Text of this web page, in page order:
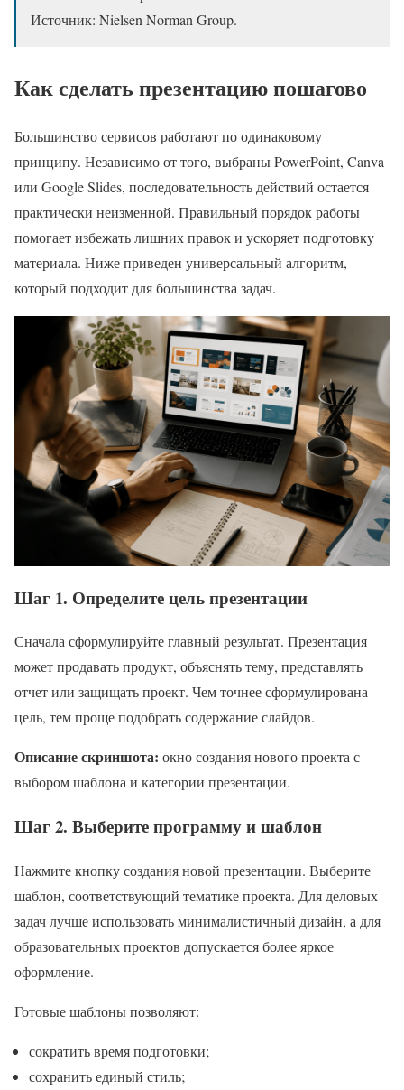
Источник: Nielsen Norman Group.
Как сделать презентацию пошагово
Большинство сервисов работают по одинаковому
принципу. Независимо от того, выбраны PowerPoint, Canva
или Google Slides, последовательность действий остается
практически неизменной. Правильный порядок работы
помогает избежать лишних правок и ускоряет подготовку
материала. Ниже приведен универсальный алгоритм,
который подходит для большинства задач.
Шаг 1. Определите цель презентации
Сначала сформулируйте главный результат. Презентация
может продавать продукт, объяснять тему, представлять
отчет или защищать проект. Чем точнее сформулирована
цель, тем проще подобрать содержание слайдов.
Описание скриншота: окно создания нового проекта с
выбором шаблона и категории презентации.
Шаг 2. Выберите программу и шаблон
Нажмите кнопку создания новой презентации. Выберите
шаблон, соответствующий тематике проекта. Для деловых
задач лучше использовать минималистичный дизайн, а для
образовательных проектов допускается более яркое
оформление.
Готовые шаблоны позволяют:
сократить время подготовки;
сохранить единый стиль;